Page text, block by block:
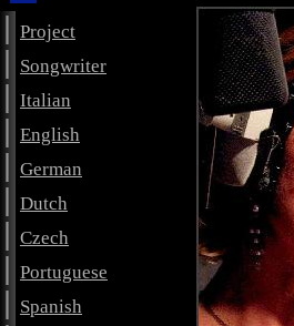
Project
Songwriter
Italian
English
German
Dutch
Czech
Portuguese
Spanish